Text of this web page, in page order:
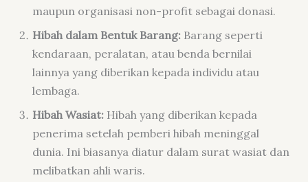
maupun organisasi non-profit sebagai donasi.
Hibah dalam Bentuk Barang: Barang seperti
kendaraan, peralatan, atau benda bernilai
lainnya yang diberikan kepada individu atau
lembaga.
Hibah Wasiat: Hibah yang diberikan kepada
penerima setelah pemberi hibah meninggal
dunia. Ini biasanya diatur dalam surat wasiat dan
melibatkan ahli waris.